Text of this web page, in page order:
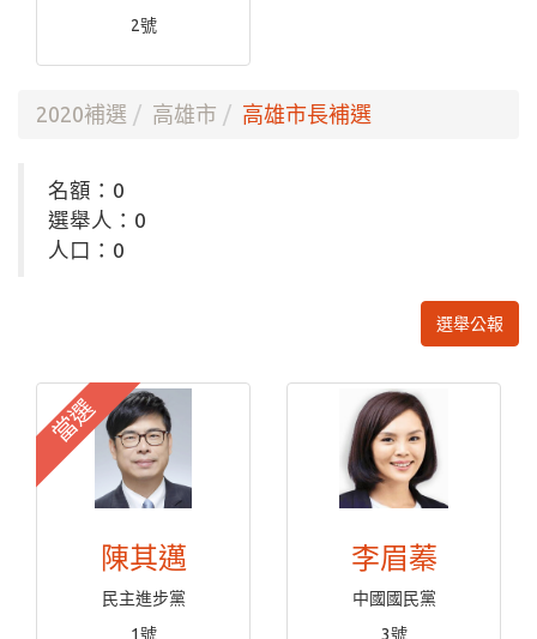
2號
2020補選 高雄市 高雄市長補選
名額：0
選舉人：0
人口：0
選舉公報
當選
陳其邁
民主進步黨
1號
李眉蓁
中國國民黨
3號